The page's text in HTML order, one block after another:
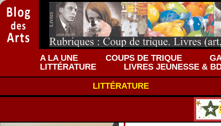
A LA UNE COUPS DE TRIQUE
LITTÉRATURE
LIVRES JEUNESSE &
LITTÉRATURE